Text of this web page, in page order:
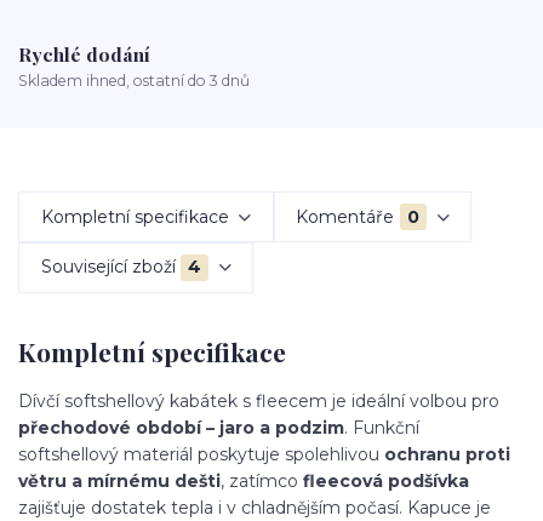
Rychlé dodání
Skladem ihned, ostatní do 3 dnů
Kompletní specifikace Komentáře 0
Související zboží 4
Kompletní specifikace
Dívčí softshellový kabátek s fleecem je ideální volbou pro
přechodové období – jaro a podzim. Funkční
softshellový materiál poskytuje spolehlivou ochranu proti
větru a mírnému dešti, zatímco fleecová podšívka
zajišťuje dostatek tepla i v chladnějším počasí. Kapuce je